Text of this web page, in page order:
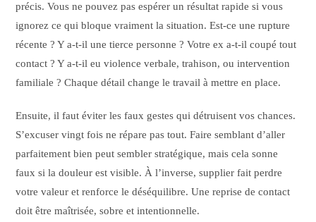
précis. Vous ne pouvez pas espérer un résultat rapide si vous
ignorez ce qui bloque vraiment la situation. Est-ce une rupture
récente ? Y a-t-il une tierce personne ? Votre ex a-t-il coupé tout
contact ? Y a-t-il eu violence verbale, trahison, ou intervention
familiale ? Chaque détail change le travail à mettre en place.
Ensuite, il faut éviter les faux gestes qui détruisent vos chances.
S’excuser vingt fois ne répare pas tout. Faire semblant d’aller
parfaitement bien peut sembler stratégique, mais cela sonne
faux si la douleur est visible. À l’inverse, supplier fait perdre
votre valeur et renforce le déséquilibre. Une reprise de contact
doit être maîtrisée, sobre et intentionnelle.